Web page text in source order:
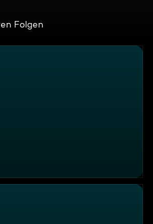
Folgen
machen: Der Street-Food-Trend